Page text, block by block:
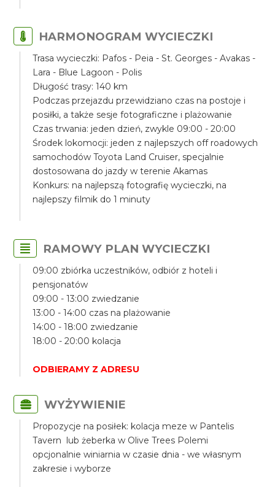
HARMONOGRAM WYCIECZKI
Trasa wycieczki: Pafos - Peia - St. Georges - Avakas -
Lara - Blue Lagoon - Polis
Długość trasy: 140 km
Podczas przejazdu przewidziano czas na postoje i
posiłki, a także sesje fotograficzne i plażowanie
Czas trwania: jeden dzień, zwykle 09:00 - 20:00
Środek lokomocji: jeden z najlepszych off roadowych
samochodów Toyota Land Cruiser, specjalnie
dostosowana do jazdy w terenie Akamas
Konkurs: na najlepszą fotografię wycieczki, na
najlepszy filmik do 1 minuty
RAMOWY PLAN WYCIECZKI
09:00 zbiórka uczestników, odbiór z hoteli i
pensjonatów
09:00 - 13:00 zwiedzanie
13:00 - 14:00 czas na plażowanie
14:00 - 18:00 zwiedzanie
18:00 - 20:00 kolacja
ODBIERAMY Z ADRESU
WYŻYWIENIE
Propozycje na posiłek: kolacja meze w Pantelis
Tavern lub żeberka w Olive Trees Polemi
opcjonalnie winiarnia w czasie dnia - we własnym
zakresie i wyborze